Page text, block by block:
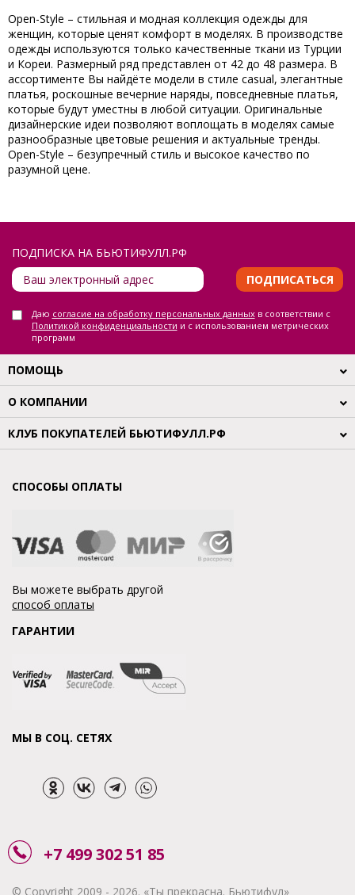
Open-Style – стильная и модная коллекция одежды для
женщин, которые ценят комфорт в моделях. В производстве
одежды используются только качественные ткани из Турции
и Кореи. Размерный ряд представлен от 42 до 48 размера. В
ассортименте Вы найдёте модели в стиле casual, элегантные
платья, роскошные вечерние наряды, повседневные платья,
которые будут уместны в любой ситуации. Оригинальные
дизайнерские идеи позволяют воплощать в моделях самые
разнообразные цветовые решения и актуальные тренды.
Open-Style – безупречный стиль и высокое качество по
разумной цене.
ПОДПИСКА НА БЬЮТИФУЛЛ.РФ
ПОДПИСАТЬСЯ
Даю согласие на обработку персональных данныхв соответствии с
Политикой конфиденциальности и с использованием метрических
программ
ПОМОЩЬ
О КОМПАНИИ
КЛУБ ПОКУПАТЕЛЕЙ БЬЮТИФУЛЛ.РФ
СПОСОБЫ ОПЛАТЫ
Вы можете выбрать другой
способ оплаты
ГАРАНТИИ
МЫ В СОЦ. СЕТЯХ
+7 499 302 51 85
© Copyright 2009 - 2026. «Ты прекрасна. Бьютифул»